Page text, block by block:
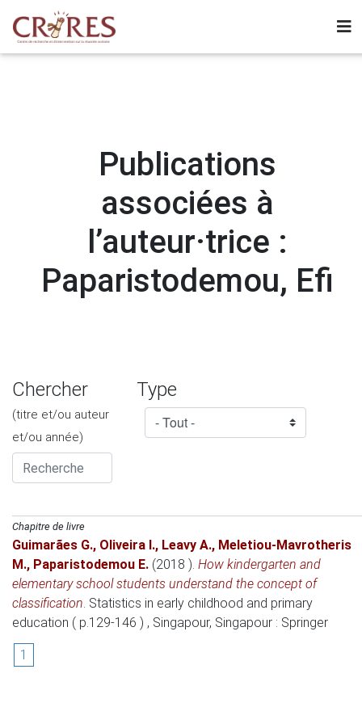
Publications
associées à
l’auteur·trice :
Paparistodemou, Efi
Chercher
(titre et/ou auteur
et/ou année)
Type
Chapitre de livre
Guimarães G., Oliveira I., Leavy A., Meletiou-Mavrotheris
M., Paparistodemou E. (2018 ). How kindergarten and
elementary school students understand the concept of
classification. Statistics in early childhood and primary
education ( p.129-146 ) , Singapour, Singapour : Springer
1